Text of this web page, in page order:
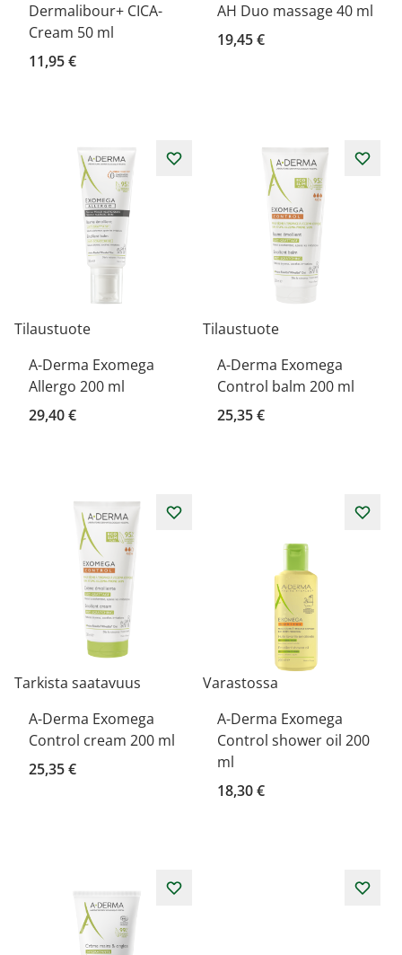
Dermalibour+ CICA-
Cream 50 ml
11,95 €
AH Duo massage 40 ml
19,45 €
Tilaustuote
A-Derma Exomega
Allergo 200 ml
29,40 €
Tilaustuote
A-Derma Exomega
Control balm 200 ml
25,35 €
Tarkista saatavuus
A-Derma Exomega
Control cream 200 ml
25,35 €
Varastossa
A-Derma Exomega
Control shower oil 200
ml
18,30 €